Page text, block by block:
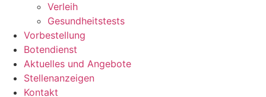
Verleih
Gesundheitstests
Vorbestellung
Botendienst
Aktuelles und Angebote
Stellenanzeigen
Kontakt